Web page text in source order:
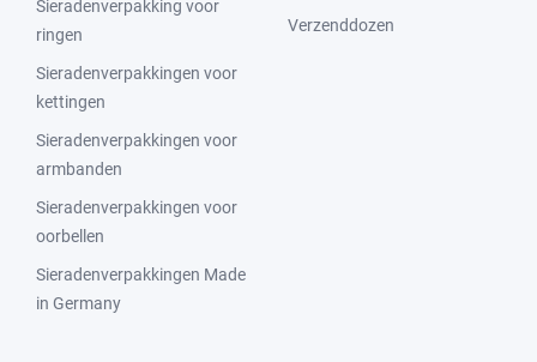
Sieradenverpakking voor
ringen
Sieradenverpakkingen voor
kettingen
Sieradenverpakkingen voor
armbanden
Sieradenverpakkingen voor
oorbellen
Sieradenverpakkingen Made
in Germany
Verzenddozen